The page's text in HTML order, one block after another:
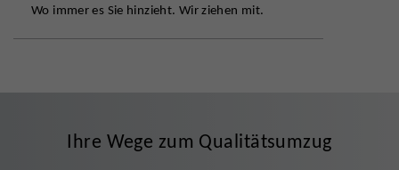
Wo immer es Sie hinzieht. Wir ziehen mit.
Ihre Wege zum Qualitätsumzug